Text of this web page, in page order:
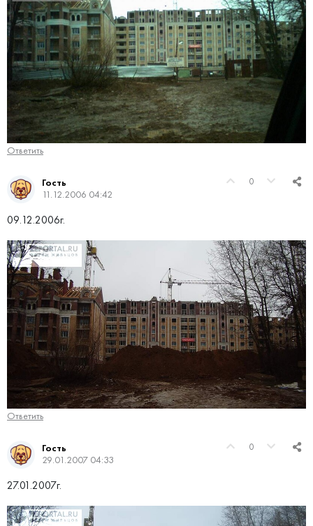
Ответить
0
Гость
11.12.2006 04:42
09.12.2006г.
Ответить
0
Гость
29.01.2007 04:33
27.01.2007г.